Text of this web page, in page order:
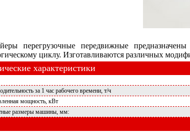
перегрузочные передвижные
циклу. Изготавливаются различных
характеристики
за 1 час рабочего времени, т/ч
мощность, кВт
размеры машины, мм: